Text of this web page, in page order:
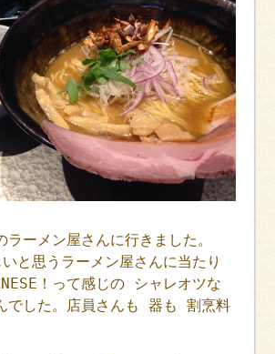
ラーメン屋さんに行きました。
と思うラーメン屋さんに当たり
！って感じの シャレオツな
でした。店員さんも 器も 割烹料